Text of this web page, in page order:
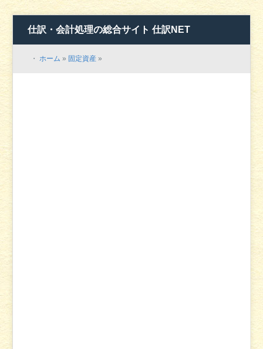
仕訳・会計処理の総合サイト 仕訳NET
・ホーム » 固定資産 »